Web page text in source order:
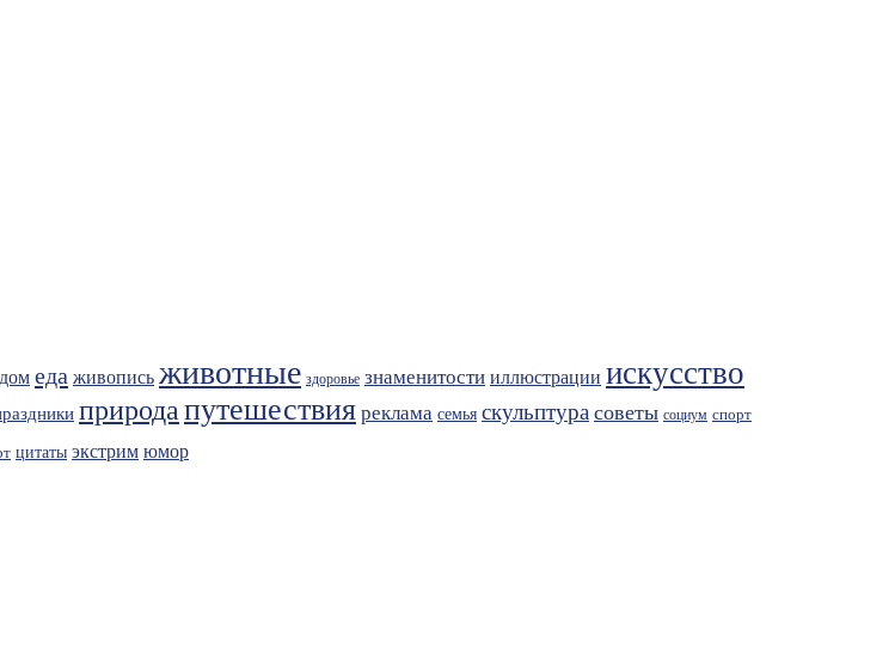
дом еда живопись животные здоровье знаменитости иллюстрации искусство
природапутешествия реклама семья скульптура советы социум спорт
цитаты экстрим юмор